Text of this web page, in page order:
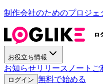
制作会社のためのプロジェ
お役立ち情報
お知らせリリースノート ご
ログイン 無料で始める